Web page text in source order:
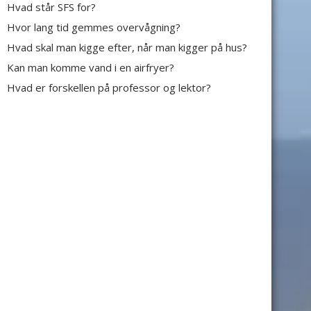
Hvad står SFS for?
Hvor lang tid gemmes overvågning?
Hvad skal man kigge efter, når man kigger på hus?
Kan man komme vand i en airfryer?
Hvad er forskellen på professor og lektor?